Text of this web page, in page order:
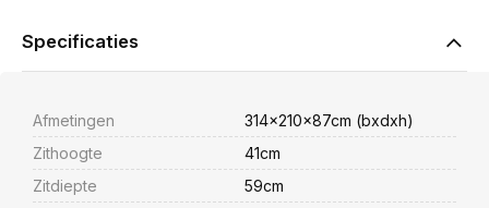
Specificaties
Afmetingen
314x210x87cm (bxdxh)
Zithoogte
41cm
Zitdiepte
59cm